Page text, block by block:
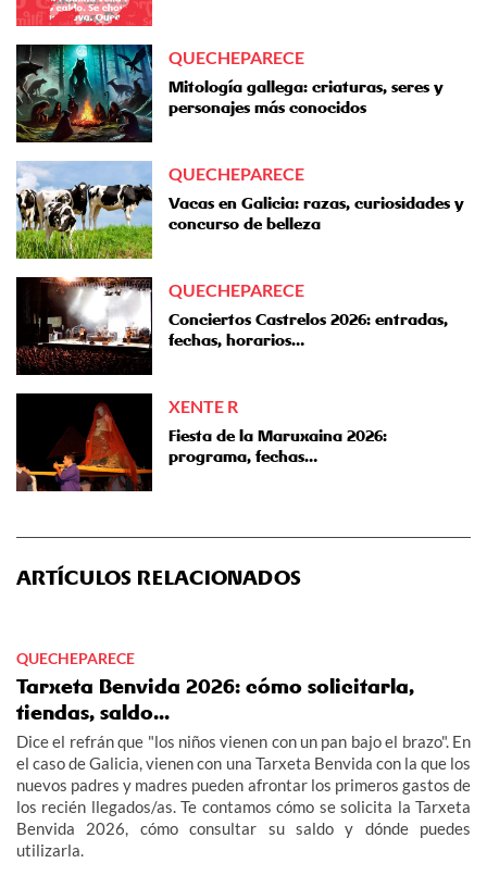
QUECHEPARECE
Mitología gallega: criaturas, seres y
personajes más conocidos
QUECHEPARECE
Vacas en Galicia: razas, curiosidades y
concurso de belleza
QUECHEPARECE
Conciertos Castrelos 2026: entradas,
fechas, horarios…
XENTE R
Fiesta de la Maruxaina 2026:
programa, fechas…
ARTÍCULOS RELACIONADOS
QUECHEPARECE
Tarxeta Benvida 2026: cómo solicitarla,
tiendas, saldo...
Dice el refrán que "los niños vienen con un pan bajo el brazo". En
el caso de Galicia, vienen con una Tarxeta Benvida con la que los
nuevos padres y madres pueden afrontar los primeros gastos de
los recién llegados/as. Te contamos cómo se solicita la Tarxeta
Benvida 2026, cómo consultar su saldo y dónde puedes
utilizarla.